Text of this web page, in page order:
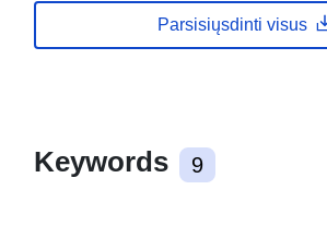
Parsisiųsdinti visus
Keywords 9